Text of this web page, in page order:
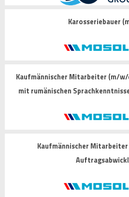
Karosseriebauer
Kaufmännischer Mitarbeiter (m/
mit rumänischen
Kaufmännischer